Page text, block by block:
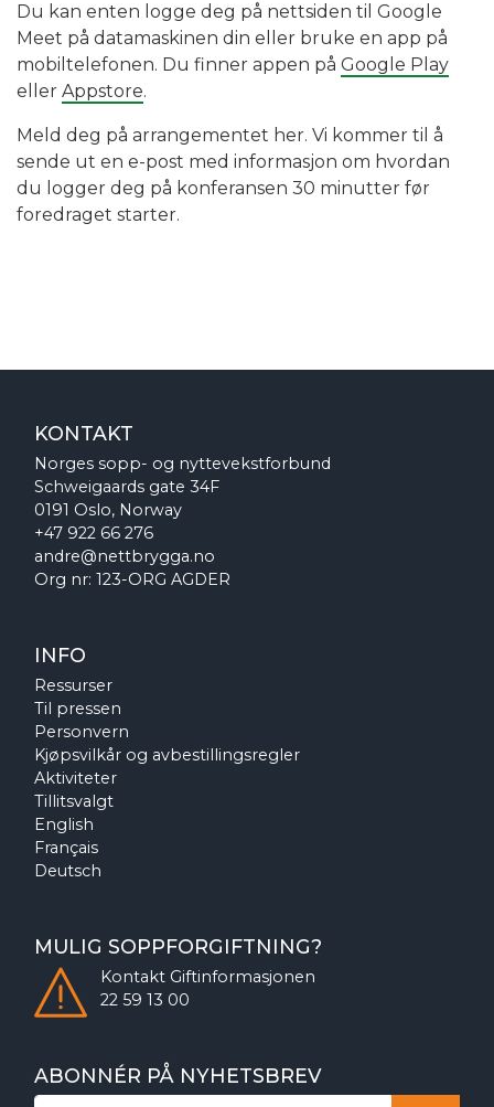
Du kan enten logge deg på nettsiden til Google
Meet på datamaskinen din eller bruke en app på
mobiltelefonen. Du finner appen på Google Play
eller Appstore.
Meld deg på arrangementet her. Vi kommer til å
sende ut en e-post med informasjon om hvordan
du logger deg på konferansen 30 minutter før
foredraget starter.
KONTAKT
Norges sopp- og nyttevekstforbund
Schweigaards gate 34F
0191 Oslo, Norway
+47 922 66 276
andre@nettbrygga.no
Org nr: 123-ORG AGDER
INFO
Ressurser
Til pressen
Personvern
Kjøpsvilkår og avbestillingsregler
Aktiviteter
Tillitsvalgt
English
Français
Deutsch
MULIG SOPPFORGIFTNING?
Kontakt Giftinformasjonen
22 59 13 00
ABONNÉR PÅ NYHETSBREV